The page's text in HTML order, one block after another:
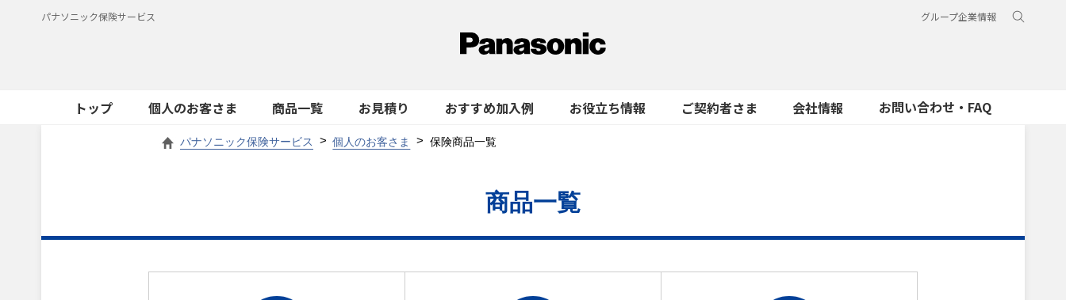
パナソニック保険サービス グループ企業情報
トップ 個人のお客さま 商品一覧 お見積り おすすめ加入例 お役立ち情報 ご契約者さま 会社情報 お問い合わせ・FAQ
パナソニック保険サービス 個人のお客さま 保険商品一覧
商品一覧